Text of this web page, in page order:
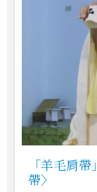
「羊毛肩
帶〉